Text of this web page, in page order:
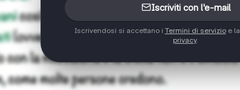
Iscriviti con l'e-mail
Iscrivendosi si accettano i Termini di servizioe la
privacy.